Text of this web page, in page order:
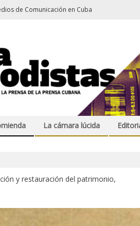
de Comunicación en Cuba
La cámara lúcida
y restauración del patrimonio,